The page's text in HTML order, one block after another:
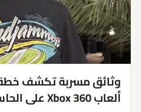
ألعاب Xbox 360 على الحاسوب